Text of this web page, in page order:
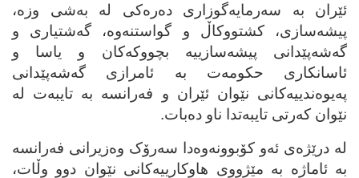
ئێران به‌ سه‌رمایه‌گوزاری ده‌ره‌کی له‌ به‌شی وزه‌،
پیشه‌سازی، کشتووکاڵ و گواستنه‌وه‌، گه‌شتیاری و
گه‌شه‌پێدانی پیشه‌سازییه‌ بچووکه‌کان و یاسا و
ئاسانکاری حکومه‌ت به‌ ئامرازی گه‌شه‌پێدانی
په‌یوه‌ندییه‌کانی نێوان ئێران و فه‌رانسه‌ به‌ تایبه‌ت له‌
نێوان که‌رتی تایبه‌تدا ناو ده‌بات.
له‌ درێژه‌ی ئه‌و کۆبوونه‌وه‌دا سه‌رۆک وه‌زیرانی فه‌رانسه‌
به‌ ئاماژه‌ به‌ مێژووی هاوکارییه‌کانی نێوان دوو وڵات،